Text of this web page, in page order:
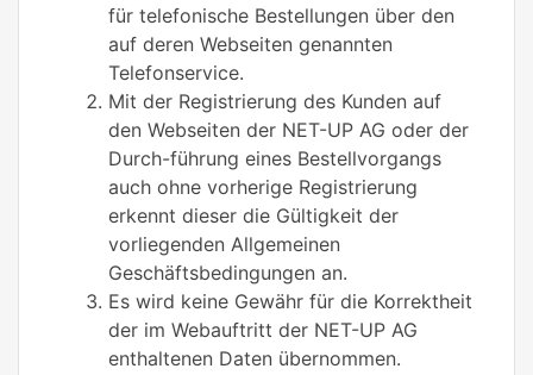
für telefonische Bestellungen über den
auf deren Webseiten genannten
Telefonservice.
Mit der Registrierung des Kunden auf
den Webseiten der NET-UP AG oder der
Durch-führung eines Bestellvorgangs
auch ohne vorherige Registrierung
erkennt dieser die Gültigkeit der
vorliegenden Allgemeinen
Geschäftsbedingungen an.
Es wird keine Gewähr für die Korrektheit
der im Webauftritt der NET-UP AG
enthaltenen Daten übernommen.